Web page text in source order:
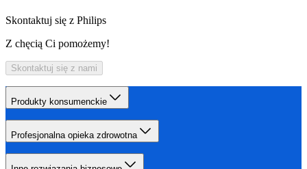
Skontaktuj się z Philips
Z chęcią Ci pomożemy!
Skontaktuj się z nami
Produkty konsumenckie
Profesjonalna opieka zdrowotna